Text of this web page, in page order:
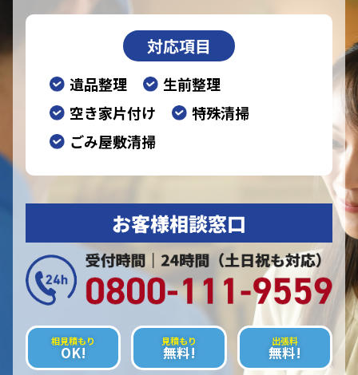
対応項目
遺品整理
生前整理
空き家片付け
特殊清掃
ごみ屋敷清掃
お客様相談窓口
相見積もり
OK!
見積もり
無料!
出張料
無料!